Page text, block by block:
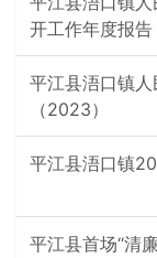
开工作年度报告
平江县浯口镇
（2023）
平江县浯口镇
平江县首场“清